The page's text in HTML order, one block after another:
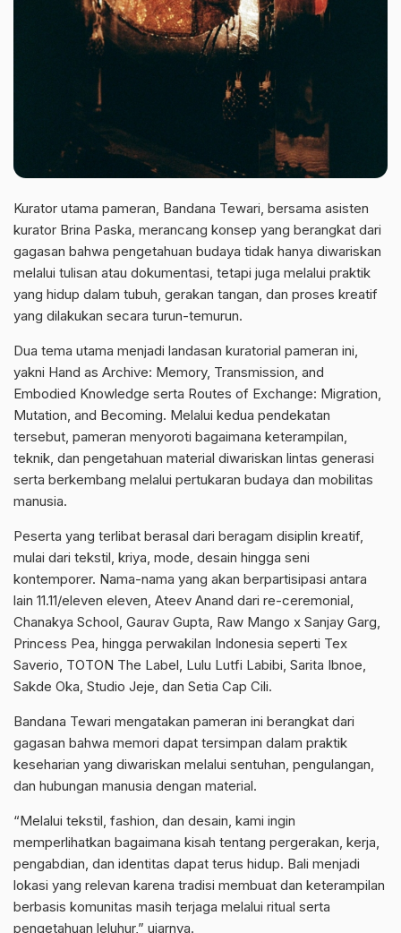
Kurator utama pameran, Bandana Tewari, bersama asisten
kurator Brina Paska, merancang konsep yang berangkat dari
gagasan bahwa pengetahuan budaya tidak hanya diwariskan
melalui tulisan atau dokumentasi, tetapi juga melalui praktik
yang hidup dalam tubuh, gerakan tangan, dan proses kreatif
yang dilakukan secara turun-temurun.
Dua tema utama menjadi landasan kuratorial pameran ini,
yakni Hand as Archive: Memory, Transmission, and
Embodied Knowledge serta Routes of Exchange: Migration,
Mutation, and Becoming. Melalui kedua pendekatan
tersebut, pameran menyoroti bagaimana keterampilan,
teknik, dan pengetahuan material diwariskan lintas generasi
serta berkembang melalui pertukaran budaya dan mobilitas
manusia.
Peserta yang terlibat berasal dari beragam disiplin kreatif,
mulai dari tekstil, kriya, mode, desain hingga seni
kontemporer. Nama-nama yang akan berpartisipasi antara
lain 11.11/eleven eleven, Ateev Anand dari re-ceremonial,
Chanakya School, Gaurav Gupta, Raw Mango x Sanjay Garg,
Princess Pea, hingga perwakilan Indonesia seperti Tex
Saverio, TOTON The Label, Lulu Lutfi Labibi, Sarita Ibnoe,
Sakde Oka, Studio Jeje, dan Setia Cap Cili.
Bandana Tewari mengatakan pameran ini berangkat dari
gagasan bahwa memori dapat tersimpan dalam praktik
keseharian yang diwariskan melalui sentuhan, pengulangan,
dan hubungan manusia dengan material.
“Melalui tekstil, fashion, dan desain, kami ingin
memperlihatkan bagaimana kisah tentang pergerakan, kerja,
pengabdian, dan identitas dapat terus hidup. Bali menjadi
lokasi yang relevan karena tradisi membuat dan keterampilan
berbasis komunitas masih terjaga melalui ritual serta
pengetahuan leluhur,” ujarnya.